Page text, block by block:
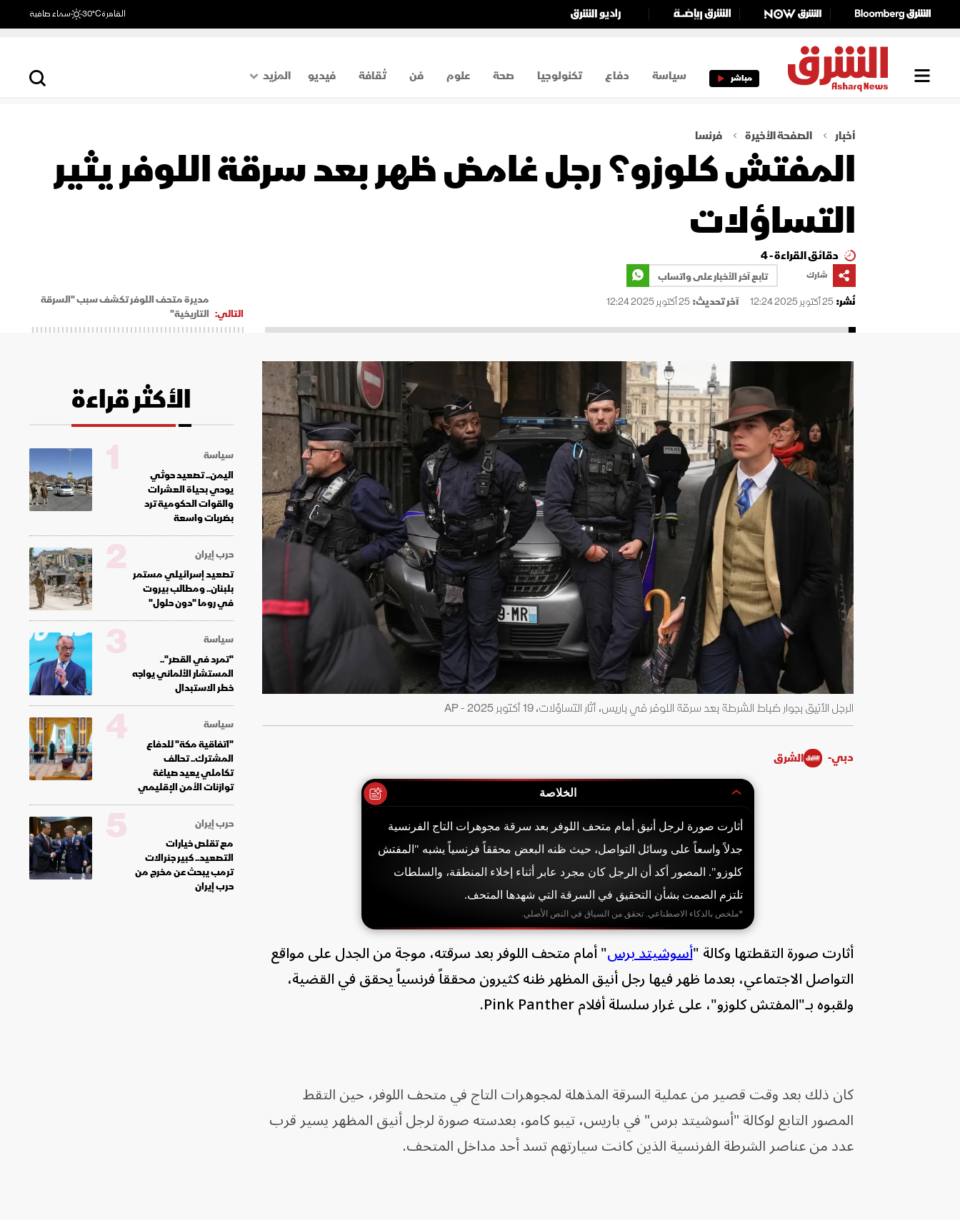
القاهرة30°C سماء صافية
مباشر سياسة دفاع تكنولوجيا صحة علوم فن ثقافة فيديو
المزيد
اقتصاد
أخبار الصفحة الأخيرة فرنسا
المفتش كلوزو؟ رجل غامض ظهر بعد سرقة اللوفر يثير
التساؤلات
دقائق القراءة - 4
شارك
تابع آخر الأخبار على واتساب
نُشر:25 أكتوبر 2025 12:24 آخر تحديث:25 أكتوبر 2025 12:24
التالي:
مديرة متحف اللوفر تكشف سبب "السرقة
التاريخية"
الرجل الأنيق بجوار ضباط الشرطة بعد سرقة اللوفر في باريس، أثار التساؤلات، 19 أكتوبر 2025 - AP
دبي- الشرق
الخلاصة
أثارت صورة لرجل أنيق أمام متحف اللوفر بعد سرقة مجوهرات التاج الفرنسية
جدلاً واسعاً على وسائل التواصل، حيث ظنه البعض محققاً فرنسياً يشبه "المفتش
كلوزو". المصور أكد أن الرجل كان مجرد عابر أثناء إخلاء المنطقة، والسلطات
تلتزم الصمت بشأن التحقيق في السرقة التي شهدها المتحف.
*ملخص بالذكاء الاصطناعي. تحقق من السياق في النص الأصلي.
أثارت صورة التقطتها وكالة "أسوشيتد برس" أمام متحف اللوفر بعد سرقته، موجة من الجدل على مواقع
التواصل الاجتماعي، بعدما ظهر فيها رجل أنيق المظهر ظنه كثيرون محققاً فرنسياً يحقق في القضية،
ولقبوه بـ"المفتش كلوزو"، على غرار سلسلة أفلام Pink Panther.
كان ذلك بعد وقت قصير من عملية السرقة المذهلة لمجوهرات التاج في متحف اللوفر، حين التقط
المصور التابع لوكالة "أسوشيتد برس" في باريس، تيبو كامو، بعدسته صورة لرجل أنيق المظهر يسير قرب
عدد من عناصر الشرطة الفرنسية الذين كانت سيارتهم تسد أحد مداخل المتحف.
الأكثر قراءة
سياسة
اليمن.. تصعيد حوثي
يودي بحياة العشرات
والقوات الحكومية ترد
بضربات واسعة
1
حرب إيران
تصعيد إسرائيلي مستمر
بلبنان.. ومطالب بيروت
في روما "دون حلول"
2
سياسة
"تمرد في القصر"..
المستشار الألماني يواجه
خطر الاستبدال
3
سياسة
"اتفاقية مكة" للدفاع
المشترك.. تحالف
تكاملي يعيد صياغة
توازنات الأمن الإقليمي
4
حرب إيران
مع تقلص خيارات
التصعيد.. كبير جنرالات
ترمب يبحث عن مخرج من
حرب إيران
5